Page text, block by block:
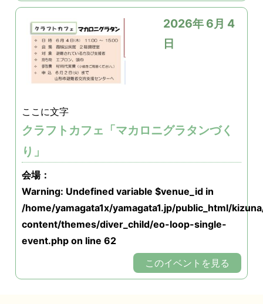
2026年 6月 4
日
ここに文字
クラフトカフェ「マカロニグラタンづく
り」
会場：
Warning: Undefined variable $venue_id in
/home/yamagata1x/yamagata1.jp/public_html/
content/themes/diver_child/eo-loop-single-
event.php on line 62
このイベントを見る